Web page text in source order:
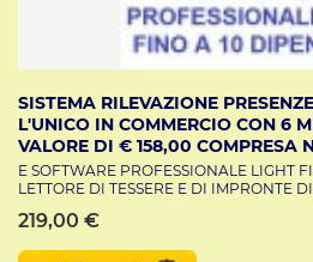
SISTEMA RILEVAZIONE
L'UNICO IN COMMERCIO CON 6
VALORE DI € 158,00 COMPRESA
E SOFTWARE PROFESSIONALE LIGHT
LETTORE DI TESSERE E DI IMPRONTE
219,00 €